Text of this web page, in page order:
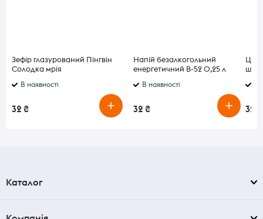
Зефір глазурований Пінгвін
Солодка мрія
В наявності
32 ₴
Напій безалкогольний
енергетичний B-52 0,25 л
В наявності
32 ₴ 32 ₴
Каталог